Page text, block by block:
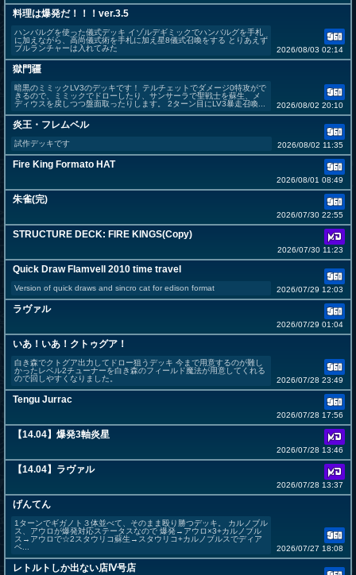
料理は爆発だ！！！ver.3.5
ハンバルグを使った儀式デッキ イゾルデギミックでハンバルグを手札
に加えながら、高尚儀式術を手札に加え星8儀式召喚をする とりあえず
ブルランチャーは入れてみた
2026/08/03 02:14
獄門疆
暗黒のミミックLV3のデッキです！ テルチェットでダメージ0特攻がで
きるので、ミミックでドローしたり、サンサーラで聖戦士を蘇生、メ
ディウスを戻しつつ盤面取ったりします。 2ターン目にLV3暴走召喚...
2026/08/02 20:10
炎王・フレムベル
試作デッキです 2026/08/02 11:35
Fire King Formato HAT
2026/08/01 08:49
朱雀(完)
2026/07/30 22:55
STRUCTURE DECK: FIRE KINGS(Copy)
2026/07/30 11:23
Quick Draw Flamvell 2010 time travel
Version of quick draws and sincro cat for edison format 2026/07/29 12:03
ラヴァル
2026/07/29 01:04
いあ！いあ！クトゥグア！
白き森でクトグア出力してドロー狙うデッキ 今まで用意するのが難し
かったレベル2チューナーを白き森のフィールド魔法が用意してくれる
ので回しやすくなりました。
2026/07/28 23:49
Tengu Jurrac
2026/07/28 17:56
【14.04】爆発3軸炎星
2026/07/28 13:46
【14.04】ラヴァル
2026/07/28 13:37
げんてん
1ターンでギガノト３体並べて、そのまま殴り勝つデッキ。 カルノブル
ス、アウロが爆発対応ステータスなので 爆発→アウロ×3+カルノブル
ス→アウロで☆2スタウリコ蘇生→スタウリコ+カルノブルスでディア
ベ...
2026/07/27 18:08
レトルトしか出ない店Ⅳ号店